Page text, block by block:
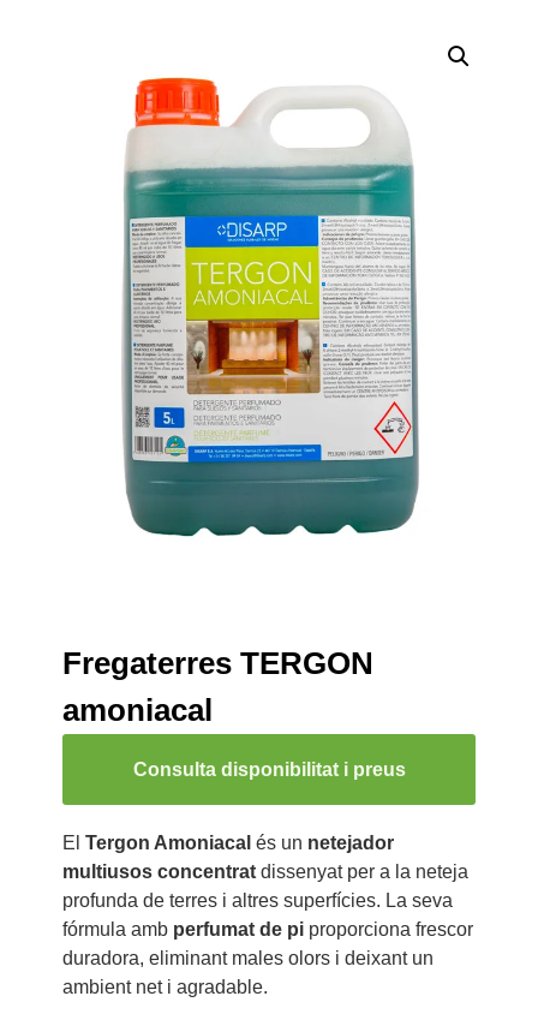
Fregaterres TERGON
amoniacal
Consulta disponibilitat i preus
El Tergon Amoniacal és un netejador
multiusos concentratdissenyat per a la neteja
profunda de terres i altres superfícies. La seva
fórmula amb perfumat de piproporciona frescor
duradora, eliminant males olors i deixant un
ambient net i agradable.